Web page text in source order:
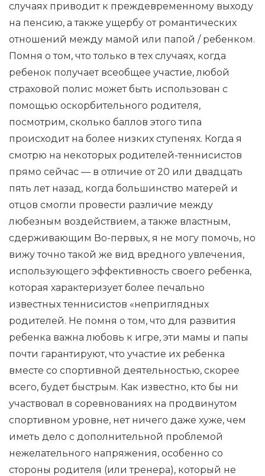
случаях приводит к преждевременному выходу
на пенсию, а также ущербу от романтических
отношений между мамой или папой / ребенком.
Помня о том, что только в тех случаях, когда
ребенок получает всеобщее участие, любой
страховой полис может быть использован с
помощью оскорбительного родителя,
посмотрим, сколько баллов этого типа
происходит на более низких ступенях. Когда я
смотрю на некоторых родителей-теннисистов
прямо сейчас — в отличие от 20 или двадцать
пять лет назад, когда большинство матерей и
отцов смогли провести различие между
любезным воздействием, а также властным,
сдерживающим Во-первых, я не могу помочь, но
вижу точно такой же вид вредного увлечения,
использующего эффективность своего ребенка,
которая характеризует более печально
известных теннисистов «неприглядных
родителей. Не помня о том, что для развития
ребенка важна любовь к игре, эти мамы и папы
почти гарантируют, что участие их ребенка
вместе со спортивной деятельностью, скорее
всего, будет быстрым. Как известно, кто бы ни
участвовал в соревнованиях на продвинутом
спортивном уровне, нет ничего даже хуже, чем
иметь дело с дополнительной проблемой
нежелательного напряжения, особенно со
стороны родителя (или тренера), который не